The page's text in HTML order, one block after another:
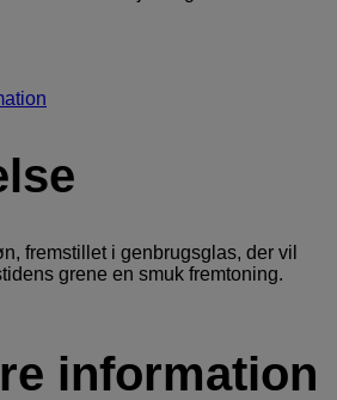
fremstillet i genbrugsglas, der vil
grene en smuk fremtoning.
information